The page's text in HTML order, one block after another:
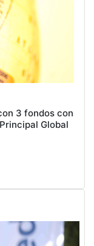
3 fondos con
Global